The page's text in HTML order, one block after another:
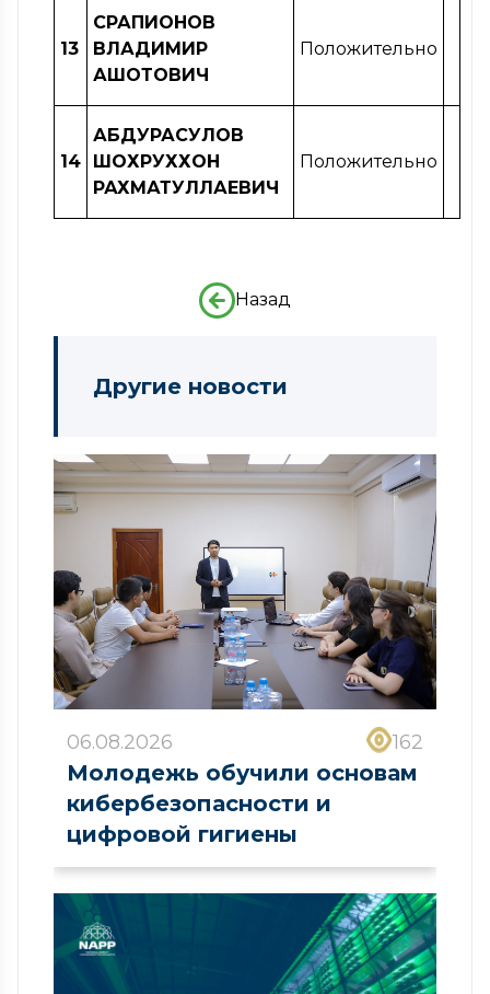
13
СРАПИОНОВ
ВЛАДИМИР
АШОТОВИЧ
Положительно
14
АБДУРАСУЛОВ
ШОХРУХХОН
РАХМАТУЛЛАЕВИЧ
Положительно
Назад
Другие новости
06.08.2026 162
Молодежь обучили основам
кибербезопасности и
цифровой гигиены